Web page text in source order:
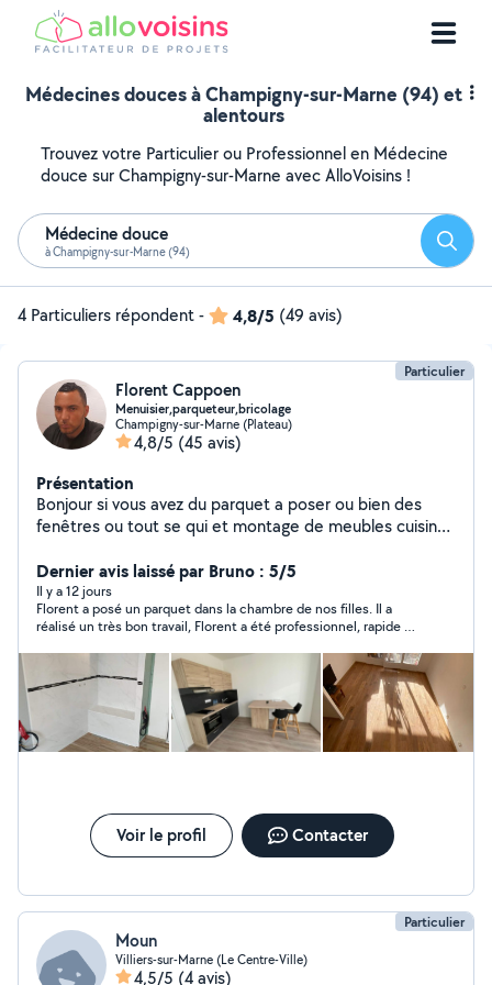
Médecines douces à Champigny-sur-Marne (94) et
alentours
Trouvez votre Particulier ou Professionnel en Médecine
douce sur Champigny-sur-Marne avec AlloVoisins !
Médecine douce
à Champigny-sur-Marne (94)
4 Particuliers répondent- 4,8/5 (49 avis)
Particulier
Florent Cappoen
Menuisier,parqueteur,bricolage
Champigny-sur-Marne (Plateau)
4,8/5 (45 avis)
Présentation
Bonjour si vous avez du parquet a poser ou bien des
fenêtres ou tout se qui et montage de meubles cuisine
expérience un travail d excellente qualité avec des prix
intéressants 10ans d'expérience, la qualité de mon
travail et primordial ! N'hésitez pas si vous avez des
questions A bientôt
Dernier avis laissé par Bruno : 5/5
Il y a 12 jours
Florent a posé un parquet dans la chambre de nos filles. Il a
réalisé un très bon travail, Florent a été professionnel, rapide et
Voir le profil Contacter
Particulier
Moun
Villiers-sur-Marne (Le Centre-Ville)
4,5/5 (4 avis)